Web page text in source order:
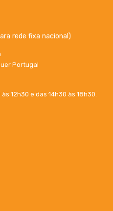
rede fixa nacional)
Portugal
12h30 e das 14h30 às 18h30.